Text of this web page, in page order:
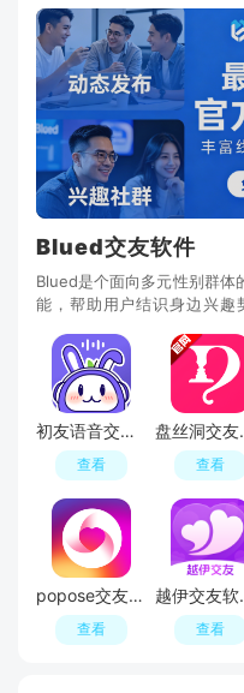
Blued交友软件
Blued是个面向多元性别群体
能，帮助用户结识身边兴趣
初友语音交友APP官方版
查看
盘
查看
popose交友软件最新版
查看
越
查看